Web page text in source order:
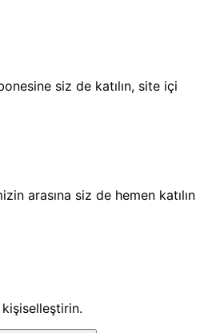
siz de katılın, site içi
arasına siz de hemen katılın